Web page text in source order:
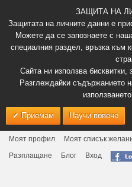
ЗАЩИТА НА
Защитата на личните данни е
Можете да се запознаете с
специалния раздел, връзка към
Сайта ни използва
Разглеждайки съдържанието
Приемам Научи повече
Моят профил Моят списък
Разплащане
Блог Вход